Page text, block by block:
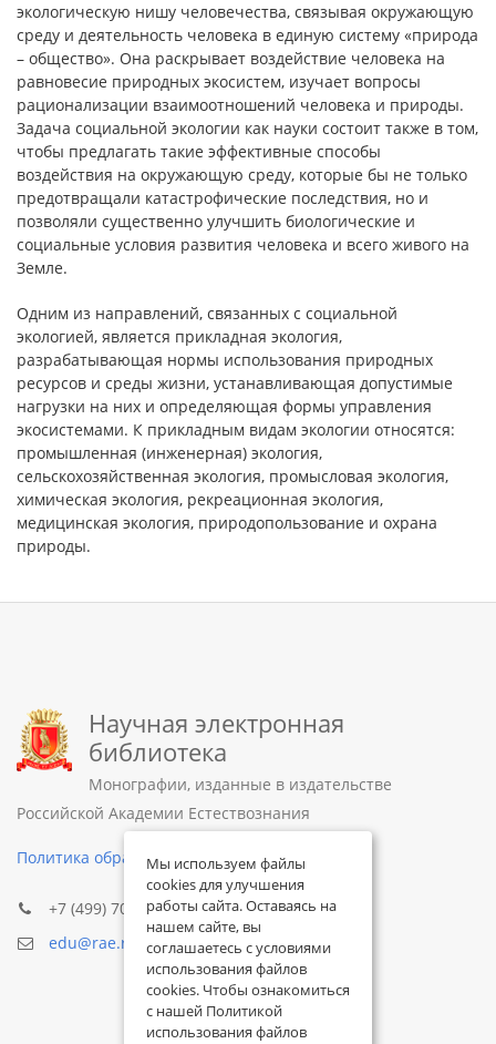
экологическую нишу человечества, связывая окружающую
среду и деятельность человека в единую систему «природа
– общество». Она раскрывает воздействие человека на
равновесие природных экосистем, изучает вопросы
рационализации взаимоотношений человека и природы.
Задача социальной экологии как науки состоит также в том,
чтобы предлагать такие эффективные способы
воздействия на окружающую среду, которые бы не только
предотвращали катастрофические последствия, но и
позволяли существенно улучшить биологические и
социальные условия развития человека и всего живого на
Земле.
Одним из направлений, связанных с социальной
экологией, является прикладная экология,
разрабатывающая нормы использования природных
ресурсов и среды жизни, устанавливающая допустимые
нагрузки на них и определяющая формы управления
экосистемами. К прикладным видам экологии относятся:
промышленная (инженерная) экология,
сельскохозяйственная экология, промысловая экология,
химическая экология, рекреационная экология,
медицинская экология, природопользование и охрана
природы.
Научная электронная
библиотека
Монографии, изданные в издательстве
Российской Академии Естествознания
Политика обработки персональных данных
+7 (499) 705-72-30
edu@rae.ru
Мы используем файлы
cookies для улучшения
работы сайта. Оставаясь на
нашем сайте, вы
соглашаетесь с условиями
использования файлов
cookies. Чтобы ознакомиться
с нашей Политикой
использования файлов